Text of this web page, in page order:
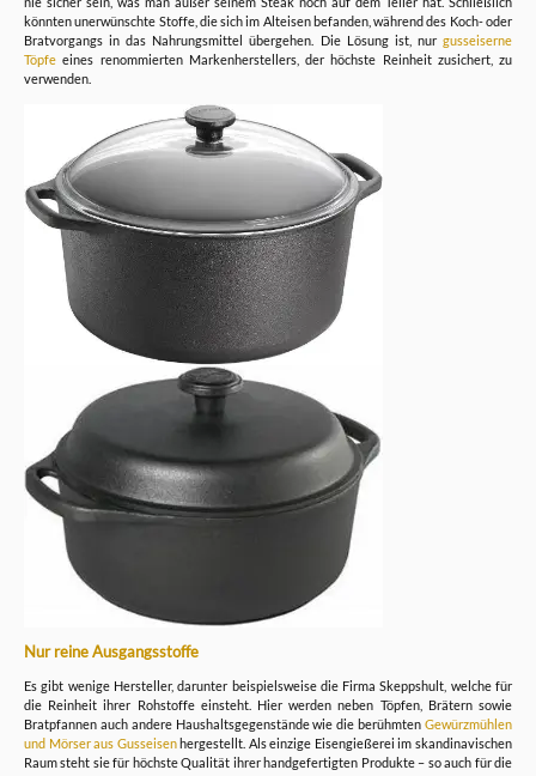
könnten unerwünschte Stoffe, die sich im Alteisen befanden, während des Koch- oder
Bratvorgangs in das Nahrungsmittel übergehen. Die Lösung ist, nur gusseiserne
Töpfe eines renommierten Markenherstellers, der höchste Reinheit zusichert, zu
verwenden.
Nur reine Ausgangsstoffe
Es gibt wenige Hersteller, darunter beispielsweise die Firma Skeppshult, welche für
die Reinheit ihrer Rohstoffe einsteht. Hier werden neben Töpfen, Brätern sowie
Bratpfannen auch andere Haushaltsgegenstände wie die berühmten Gewürzmühlen
und Mörser aus Gusseisenhergestellt. Als einzige Eisengießerei im skandinavischen
Raum steht sie für höchste Qualität ihrer handgefertigten Produkte – so auch für die